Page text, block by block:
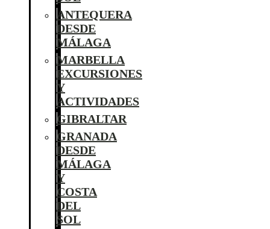
ANTEQUERA
DESDE
MÁLAGA
MARBELLA
EXCURSIONES
Y
ACTIVIDADES
GIBRALTAR
GRANADA
DESDE
MÁLAGA
Y
COSTA
DEL
SOL